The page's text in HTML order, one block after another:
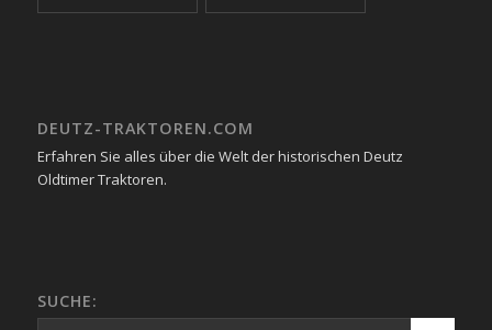
DEUTZ-TRAKTOREN.COM
Erfahren Sie alles über die Welt der historischen Deutz
Oldtimer Traktoren.
SUCHE: